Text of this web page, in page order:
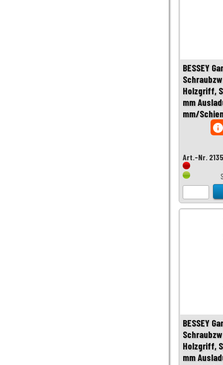
BESSEY
Holzgriff,
mm
mm/
Art.-Nr.
BESSEY
Holzgriff,
mm